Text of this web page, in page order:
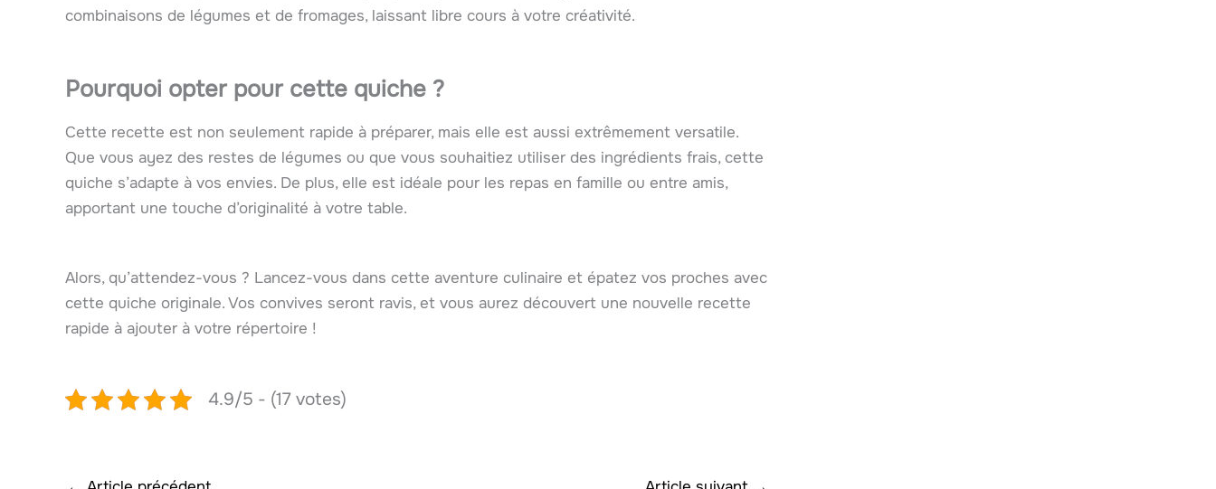
combinaisons de légumes et de fromages, laissant libre cours à votre créativité.
Pourquoi opter pour cette quiche ?
Cette recette est non seulement rapide à préparer, mais elle est aussi extrêmement versatile.
Que vous ayez des restes de légumes ou que vous souhaitiez utiliser des ingrédients frais, cette
quiche s’adapte à vos envies. De plus, elle est idéale pour les repas en famille ou entre amis,
apportant une touche d’originalité à votre table.
Alors, qu’attendez-vous ? Lancez-vous dans cette aventure culinaire et épatez vos proches avec
cette quiche originale. Vos convives seront ravis, et vous aurez découvert une nouvelle recette
rapide à ajouter à votre répertoire !
4.9/5 - (17 votes)